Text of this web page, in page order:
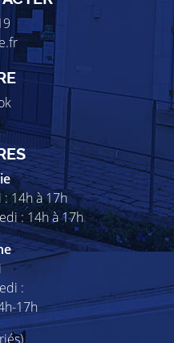
14h à 17h
: 14h à 17h
:
17h